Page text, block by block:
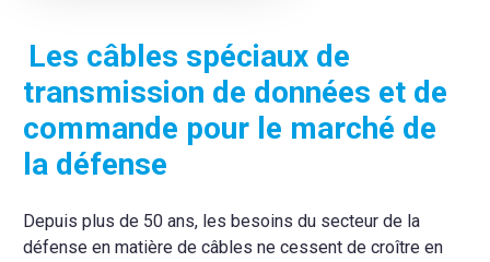
Les câbles spéciaux de
transmission de données et de
commande pour le marché de
la défense
Depuis plus de 50 ans, les besoins du secteur de la
défense en matière de câbles ne cessent de croître en